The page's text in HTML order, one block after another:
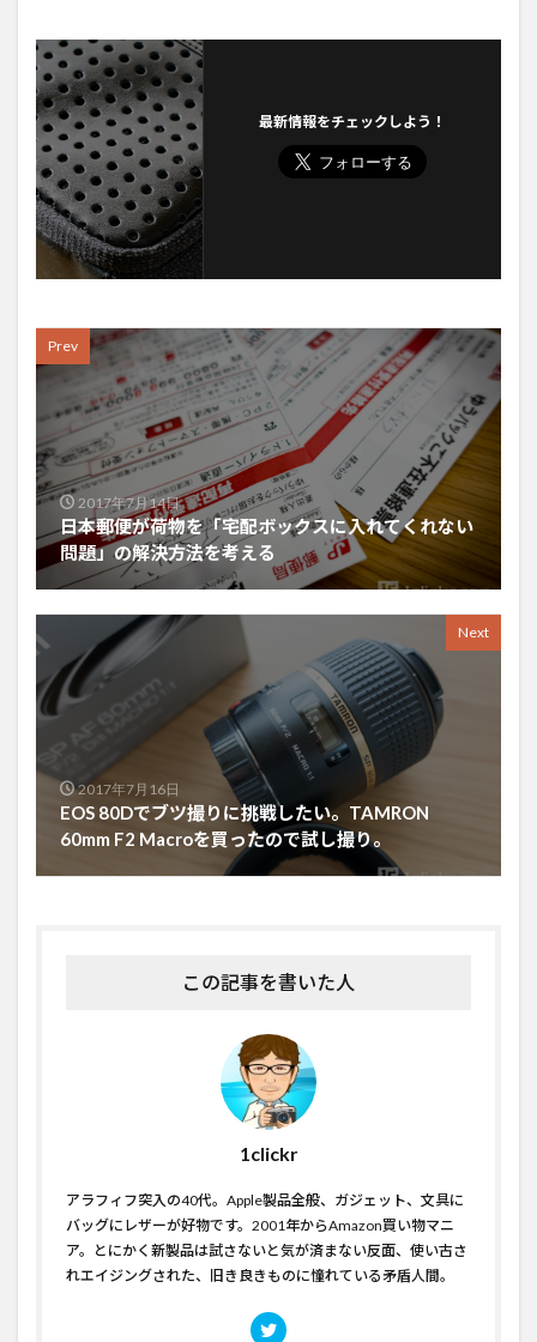
最新情報をチェックしよう！
Prev
2017年7月14日
日本郵便が荷物を「宅配ボックスに入れてくれない
問題」の解決方法を考える
Next
2017年7月16日
EOS 80Dでブツ撮りに挑戦したい。TAMRON
60mm F2 Macroを買ったので試し撮り。
この記事を書いた人
1clickr
アラフィフ突入の40代。Apple製品全般、ガジェット、文具に
バッグにレザーが好物です。2001年からAmazon買い物マニ
ア。とにかく新製品は試さないと気が済まない反面、使い古さ
れエイジングされた、旧き良きものに憧れている矛盾人間。